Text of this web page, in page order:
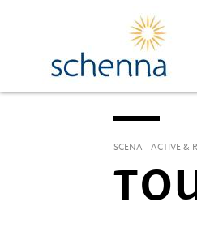
SCENA ACTIVE &